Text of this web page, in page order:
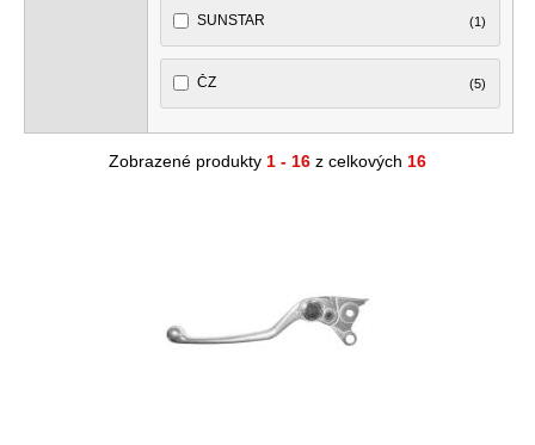
SUNSTAR (1)
ČZ (5)
Zobrazené produkty 1 - 16 z celkových 16